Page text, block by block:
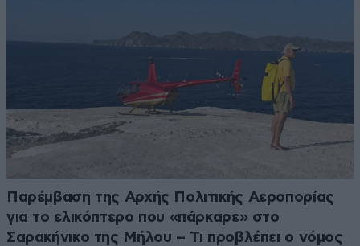
Παρέμβαση της Αρχής Πολιτικής Αεροπορίας
για το ελικόπτερο που «πάρκαρε» στο
Σαρακήνικο της Μήλου – Τι προβλέπει ο νόμος